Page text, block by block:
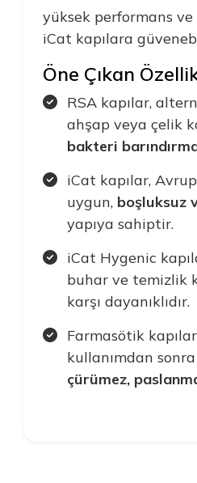
yüksek performans
iCat kapılara
Öne Çıkan
RSA kapılar,
ahşap veya çelik
bakteri
iCat kapılar,
uygun, boşluksuz
yapıya sahiptir.
iCat Hygenic
buhar ve temizlik
karşı dayanıklıdır.
Farmasötik
kullanımdan
çürümez,